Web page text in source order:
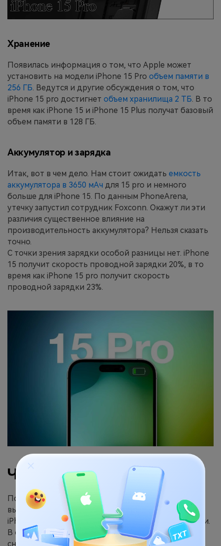
Хранение
Появилась информация о том, что Apple может
установить на модели iPhone 15 Pro объем памяти в
256 ГБ. Ведутся и другие обсуждения о том, что
iPhone 15 pro достигнет объем хранилища 2 ТБ. В то
время как iPhone 15 и iPhone 15 Plus получат базовый
объем памяти в 128 ГБ.
Аккумулятор и зарядка
Итак, вот в чем дело. Нам стоит ожидать емкость
аккумулятора в 3650 мАч для 15 pro и немного
больше для iPhone 15. По данным PhoneArena,
утечку запустил сотрудник Foxconn. Окажут ли эти
различия существенное влияние на
производительность аккумулятора? Нельзя сказать
точно.
С точки зрения зарядки особой разницы нет. iPhone
15 получит скорость проводной зарядки 20%, в то
время как iPhone 15 pro получит скорость
проводной зарядки 23%.
Что лучше купить?
Поскольку оба устройства обладают схожими
высококачественными функциями, выбор в пользу
iPhone 15 Pro может быть обусловлен образа жизни.
В случае, если вы не планируете делать много
снимков, 3х зум на iPhone 15 pro может оказаться